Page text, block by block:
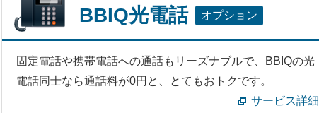
BBIQ光電話 オプション
固定電話や携帯電話への通話もリーズナブルで、BBIQの光
電話同士なら通話料が0円と、とてもおトクです。
サービス詳細